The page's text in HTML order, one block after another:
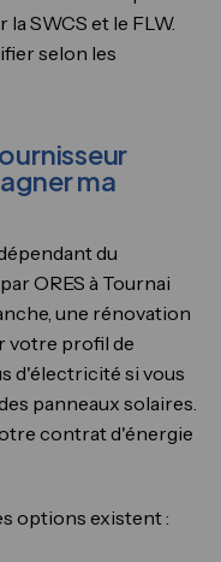
SWCS et le FLW.
selon les
ma
du
ORES à Tournai
une rénovation
votre profil de
d'électricité si vous
panneaux solaires.
contrat d'énergie
options existent :